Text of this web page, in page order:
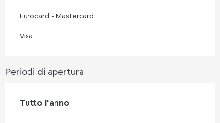
Eurocard - Mastercard
Visa
Periodi di apertura
Tutto l'anno
Tutto l'anno